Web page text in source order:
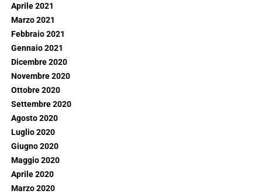
Aprile 2021
Marzo 2021
Febbraio 2021
Gennaio 2021
Dicembre 2020
Novembre 2020
Ottobre 2020
Settembre 2020
Agosto 2020
Luglio 2020
Giugno 2020
Maggio 2020
Aprile 2020
Marzo 2020